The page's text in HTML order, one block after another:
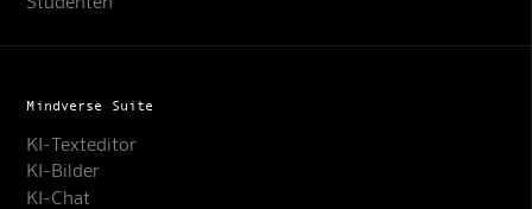
Mindverse Suite
KI-Texteditor
KI-Bilder
KI-Chat